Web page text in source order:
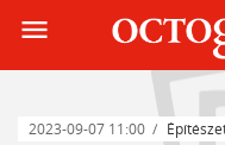
menu
2023-09-07 11:00